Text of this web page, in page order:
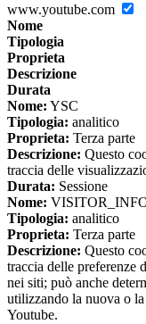
www.youtube.com
Nome
Tipologia
Proprieta
Descrizione
Durata
Nome: YSC
Tipologia: analitico
Proprieta: Terza parte
Descrizione: Questo
traccia delle
Durata: Sessione
Nome:
Tipologia: analitico
Proprieta: Terza parte
Descrizione: Questo
traccia delle preferenze
nei siti; può anche
utilizzando la nuova o
Youtube.